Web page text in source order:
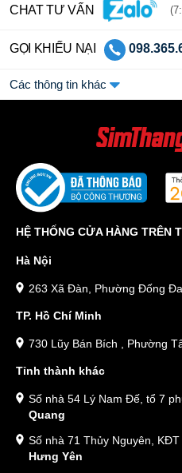
CHAT TƯ VẤN
GỌI KHIẾU NẠI
Các thông tin khác
HỆ THỐNG CỬA HÀNG TRÊN
Hà Nội
263 Xã Đàn, Phường Đống
TP. Hồ Chí Minh
730 Lũy Bán Bích , Phường
Tỉnh thành khác
Số nhà 54 Lý Nam Đế, tổ 7
Quang
Số nhà 71 Thủy Nguyên,
Hưng Yên